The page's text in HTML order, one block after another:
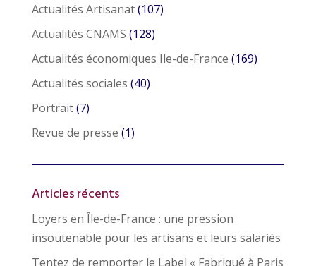
Actualités Artisanat(107)
Actualités CNAMS (128)
Actualités économiques Ile-de-France (169)
Actualités sociales (40)
Portrait(7)
Revue de presse (1)
Articles récents
Loyers en Île-de-France : une pression
insoutenable pour les artisans et leurs salariés
Tentez de remporter le Label « Fabriqué à Paris